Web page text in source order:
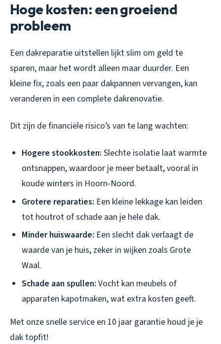
Hoge kosten: een groeiend
probleem
Een dakreparatie uitstellen lijkt slim om geld te
sparen, maar het wordt alleen maar duurder. Een
kleine fix, zoals een paar dakpannen vervangen, kan
veranderen in een complete dakrenovatie.
Dit zijn de financiële risico’s van te lang wachten:
Hogere stookkosten: Slechte isolatie laat warmte
ontsnappen, waardoor je meer betaalt, vooral in
koude winters in Hoorn-Noord.
Grotere reparaties: Een kleine lekkage kan leiden
tot houtrot of schade aan je hele dak.
Minder huiswaarde: Een slecht dak verlaagt de
waarde van je huis, zeker in wijken zoals Grote
Waal.
Schade aan spullen: Vocht kan meubels of
apparaten kapotmaken, wat extra kosten geeft.
Met onze snelle service en 10 jaar garantie houd je je
dak topfit!